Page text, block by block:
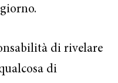
di rivelare
di